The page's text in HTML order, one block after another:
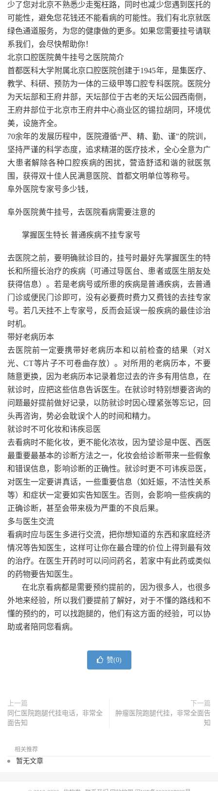
少了您对北京不熟悉少走冤枉路，同时也减少您遇到医托的
可能性，避免您花钱还不能看病的可能性。我们有北京就医
绿色通道服务，为您的健康做的更多。如果您需要挂号请联
系我们，会尽快帮助你！
北京口腔医院黄牛挂号之医院简介
首都医科大学附属北京口腔医院创建于1945年，是集医疗、
教学、科研、预防为一体的三级甲等口腔专科医院。医院分
为天坛部和王府井部，天坛部位于古老的天坛公园西南侧，
王府井部位于北京市王府井中心商业区的锡拉胡同，环境优
美，设施齐全。
70余年的发展历程中，医院遵循“严、精、勤、谨”的院训，
坚持严谨的科学态度，追求精湛的医疗技术，全心全意为广
大患者解除各种口腔疾病的困扰，营造舒适和谐的就医氛
围，获得双十佳人民满意医院、首都文明单位等称号。
阜外医院专家号多少钱，
阜外医院黄牛挂号，去医院看病需要注意的
掌握医生特长 普通疾病不挂专家号
去医院之前，要明确就诊目的，挂号时最好先掌握医生的特
长和所擅长治疗的疾病（可通过导医台、患者或医生朋友处
获得信息）。若是老病号或所患的疾病是普通疾病，去普通
门诊或便民门诊即可，没有必要费时费力又费钱的去挂专家
号。若几天挂不上专家号，反而会延误一般疾病的最佳诊治
时机。
带好老病历本
去医院前一定要携带好老病历本和以前检查的结果（对X
光、CT等片子不可卷曲存放）。对所用的老病历本，不要
随意更换，因为老病历本记录着您过去的许多有用信息，在
就诊时，应把这些信息告诉医生。在就诊时特别想要咨询的
问题最好提前做好记录，以防就诊时因心理紧张等忘记，回
头再咨询，势必会耽误个人的时间和精力。
就诊时不可化妆和讳疾忌医
去看病时不能化妆，更不能化浓妆，因为望诊是中医、西医
最重要最基本的诊断方法之一，化妆会给诊断带来一些假象
和错误信息，影响诊断的正确性。就诊时更不可讳疾忌医，
对医生一定要讲真话，一些重要信息（如妊娠，不洁性关系
等）和症状一定要如实告知医生。否则，会影响一些疾病的
正确诊断，甚至会带来极为严重的不良后果。
多与医生交流
看病时应与医生多进行交流，把你想知道的东西和家庭经济
情况等告知医生，这样可让你在最合理的价位上得到最有效
的治疗。在医生开药时可以问问药名，若家中有此药或类似
的药物要告知医生。
在北京看病都是需要预约提前的，因为很多人，也很多
外地来经验，所以我们要提前了解好，对于不懂的路线和不
懂的预约的，可以找跑腿的，他们有这方面的经验，可以协
助或者陪同您看病。
赞(0)
上一篇
同仁医院跑腿代挂电话，非常全
面告知
下一篇
肿瘤医院跑腿代挂，非常全面告
知
相关推荐
暂无文章